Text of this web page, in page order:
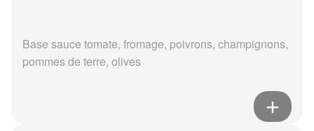
Base sauce tomate, fromage, poivrons, champignons,
pommes de terre, olives